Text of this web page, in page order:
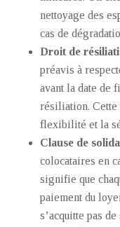
nettoyage des
cas de
Droit de
préavis à
avant la date de
résiliation. Cette
flexibilité et la
Clause de
colocataires en
signifie que
paiement du
s’acquitte pas